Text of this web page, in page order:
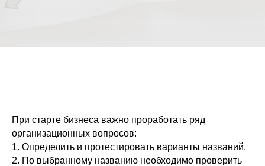
При старте бизнеса важно проработать ряд
организационных вопросов:
1. Определить и протестировать варианты названий.
2. По выбранному названию необходимо проверить